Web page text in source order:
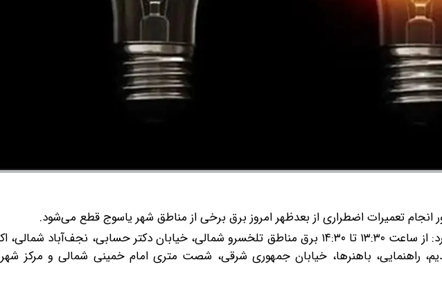
انجام تعمیرات اضطراری از بعدظهر امروز برق برخی از مناطق شهر یاسوج قطع می‌شود.
شرکت توزیع نیروی برق استان اعلام کرد: از ساعت ۱۳:۳۰ تا ۱۴:۳۰ برق مناطق تلخسرو شمالی، خیابان دکتر حسابی، نجف‌آباد
قدیم، راهنمایی، باهنرها، خیابان جمهوری شرقی، شصت متری امام خمینی شمالی و مرکز